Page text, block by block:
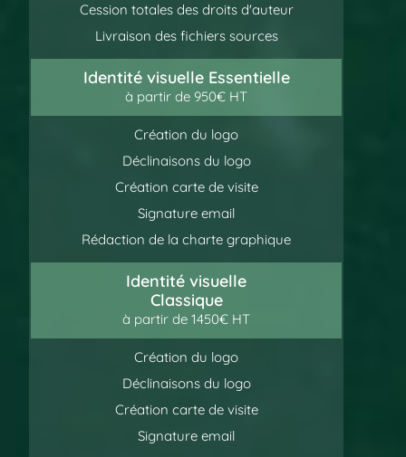
Cession totales des droits d'auteur
Livraison des fichiers sources
Identité visuelle Essentielle
à partir de 950€ HT
Création du logo
Déclinaisons du logo
Création carte de visite
Signature email
Rédaction de la charte graphique
Identité visuelle
Classique
à partir de 1450€ HT
Création du logo
Déclinaisons du logo
Création carte de visite
Signature email